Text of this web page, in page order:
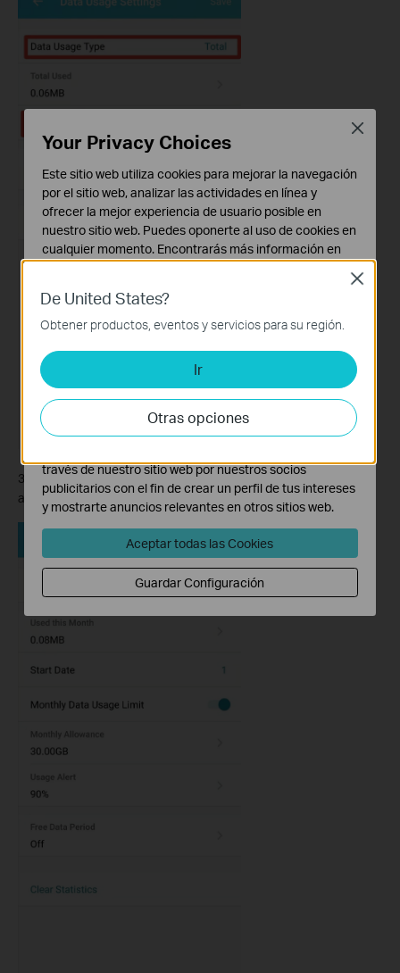
3. Then configure other parameters according to your needs,
and save it.
De United States?
Obtener productos, eventos y servicios para su región.
Ir
Otras opciones
Close
Your Privacy Choices
Este sitio web utiliza cookies para mejorar la navegación
por el sitio web, analizar las actividades en línea y
ofrecer la mejor experiencia de usuario posible en
nuestro sitio web. Puedes oponerte al uso de cookies en
cualquier momento. Encontrarás más información en
Cookies Básicas
Estas cookies son necesarias para el funcionamiento
del sitio web y no pueden desactivarse en tu sistema.
Cookies de Análisis y de Marketing
Las cookies de análisis nos permiten analizar tus
actividades en nuestro sitio web con el fin de mejorar y
adaptar la funcionalidad del mismo.
través de nuestro sitio web por nuestros socios
publicitarios con el fin de crear un perfil de tus intereses
y mostrarte anuncios relevantes en otros sitios web.
Aceptar todas las Cookies
Guardar Configuración
Close